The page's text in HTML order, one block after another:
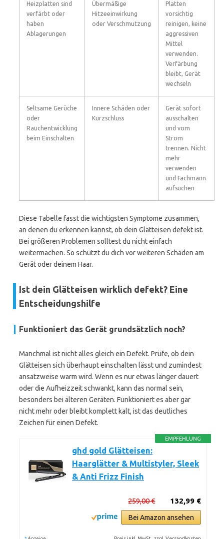
Heizplatten sind
verfärbt oder
haben
Ablagerungen
Übermäßige
Hitzeeinwirkung
oder Verschmutzung
Platten
vorsichtig
reinigen, keine
aggressiven
Mittel
verwenden.
Verfärbung
bleibt, Gerät
wechseln
Seltsame Gerüche
oder
Rauchentwicklung
beim Einschalten
Innere Schäden oder
Kurzschluss
Gerät sofort
ausschalten
und vom
Strom
trennen. Nicht
mehr
verwenden
und Fachmann
aufsuchen
Diese Tabelle fasst die wichtigsten Symptome zusammen,
an denen du erkennen kannst, ob dein Glätteisen defekt ist.
Bei größeren Problemen solltest du nicht einfach
weitermachen. So schützt du dich vor weiteren Schäden am
Gerät oder deinem Haar.
Ist dein Glätteisen wirklich defekt? Eine
Entscheidungshilfe
Funktioniert das Gerät grundsätzlich noch?
Manchmal ist nicht alles gleich ein Defekt. Prüfe, ob dein
Glätteisen sich überhaupt einschalten lässt und zumindest
ansatzweise warm wird. Wenn es nur etwas länger dauert
oder die Aufheizzeit schwankt, kann das normal sein,
besonders bei älteren Geräten. Funktioniert es aber gar
nicht mehr oder bleibt komplett kalt, ist das deutliches
Zeichen für einen Defekt.
EMPFEHLUNG
ghd gold Glätteisen:
Haarglätter & Multistyler, Sleek
& Anti Frizz Finish
132,99 €
259,00 €
Bei Amazon ansehen